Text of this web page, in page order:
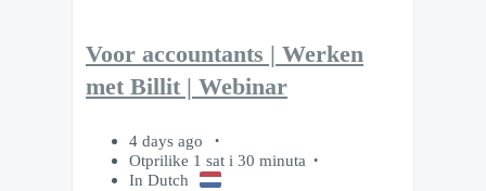
Voor accountants | Werken
met Billit | Webinar
4 days ago
Otprilike 1 sat i 30 minuta
In Dutch